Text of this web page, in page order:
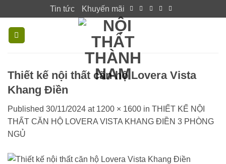
to
content
Tin tức Khuyến mãi
Thiết kế nội thất căn hộ Lovera Vista
Khang Điền
Published 30/11/2024 at 1200 × 1600 in THIẾT KẾ NỘI
THẤT CĂN HỘ LOVERA VISTA KHANG ĐIỀN 3 PHÒNG
NGỦ